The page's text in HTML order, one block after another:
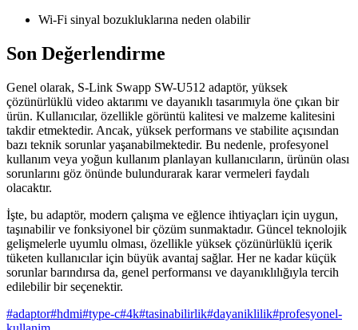
Wi-Fi sinyal bozukluklarına neden olabilir
Son Değerlendirme
Genel olarak, S-Link Swapp SW-U512 adaptör, yüksek
çözünürlüklü video aktarımı ve dayanıklı tasarımıyla öne çıkan bir
ürün. Kullanıcılar, özellikle görüntü kalitesi ve malzeme kalitesini
takdir etmektedir. Ancak, yüksek performans ve stabilite açısından
bazı teknik sorunlar yaşanabilmektedir. Bu nedenle, profesyonel
kullanım veya yoğun kullanım planlayan kullanıcıların, ürünün olası
sorunlarını göz önünde bulundurarak karar vermeleri faydalı
olacaktır.
İşte, bu adaptör, modern çalışma ve eğlence ihtiyaçları için uygun,
taşınabilir ve fonksiyonel bir çözüm sunmaktadır. Güncel teknolojik
gelişmelerle uyumlu olması, özellikle yüksek çözünürlüklü içerik
tüketen kullanıcılar için büyük avantaj sağlar. Her ne kadar küçük
sorunlar barındırsa da, genel performansı ve dayanıklılığıyla tercih
edilebilir bir seçenektir.
#adaptor#hdmi#type-c#4k#tasinabilirlik#dayaniklilik#profesyonel-